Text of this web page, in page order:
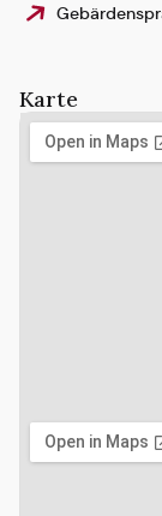
Karte